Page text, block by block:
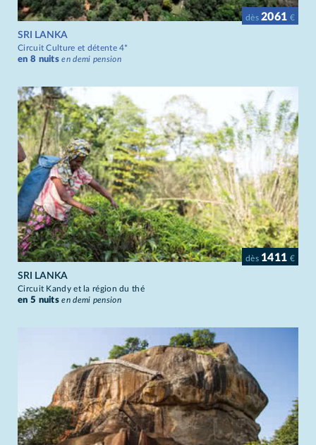
dès2061 €
SRI LANKA
Circuit Culture et détente 4*
en 8 nuitsen demi pension
dès 1411 €
SRI LANKA
Circuit Kandy et la région du thé
en 5 nuitsen demi pension